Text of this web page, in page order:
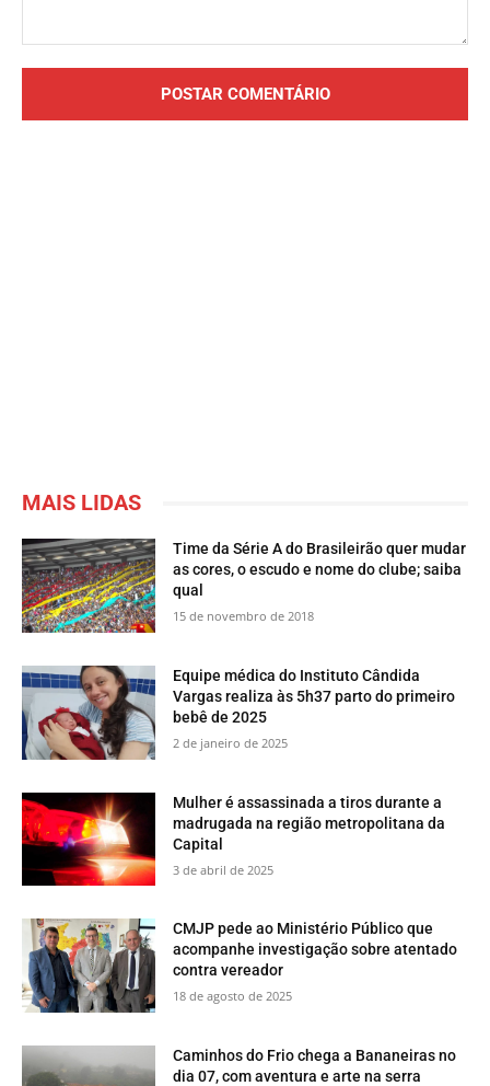
MAIS LIDAS
Time da Série A do Brasileirão quer mudar
as cores, o escudo e nome do clube; saiba
qual
15 de novembro de 2018
Equipe médica do Instituto Cândida
Vargas realiza às 5h37 parto do primeiro
bebê de 2025
2 de janeiro de 2025
Mulher é assassinada a tiros durante a
madrugada na região metropolitana da
Capital
3 de abril de 2025
CMJP pede ao Ministério Público que
acompanhe investigação sobre atentado
contra vereador
18 de agosto de 2025
​Caminhos do Frio chega a Bananeiras no
dia 07, com aventura e arte na serra